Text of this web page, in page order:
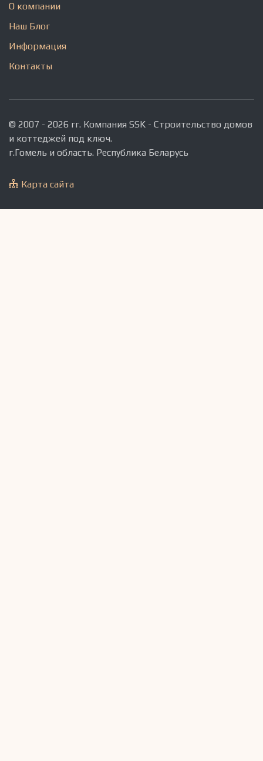
О компании
Наш Блог
Информация
Контакты
© 2007 - 2026 гг. Компания SSK - Строительство домов
и коттеджей под ключ.
г.Гомель и область. Республика Беларусь
Карта сайта